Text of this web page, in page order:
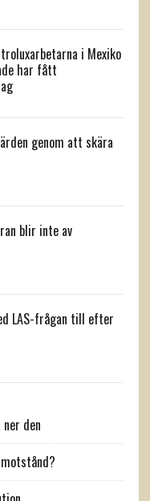
i Mexiko
har fått
genom att skära
blir inte av
LAS-frågan till efter
den